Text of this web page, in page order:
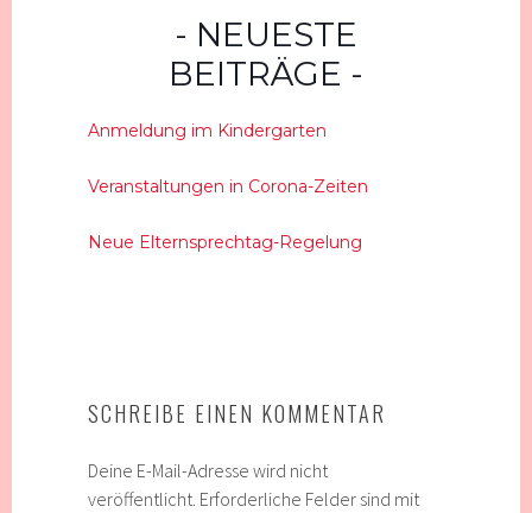
NEUESTE
BEITRÄGE
Anmeldung im Kindergarten
Veranstaltungen in Corona-Zeiten
Neue Elternsprechtag-Regelung
SCHREIBE EINEN KOMMENTAR
Deine E-Mail-Adresse wird nicht
veröffentlicht. Erforderliche Felder sind mit